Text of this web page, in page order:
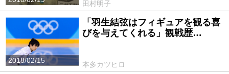
田村明子
2018/02/15
「羽生結弦はフィギュアを観る喜
びを与えてくれる」観戦歴…
本多カツヒロ